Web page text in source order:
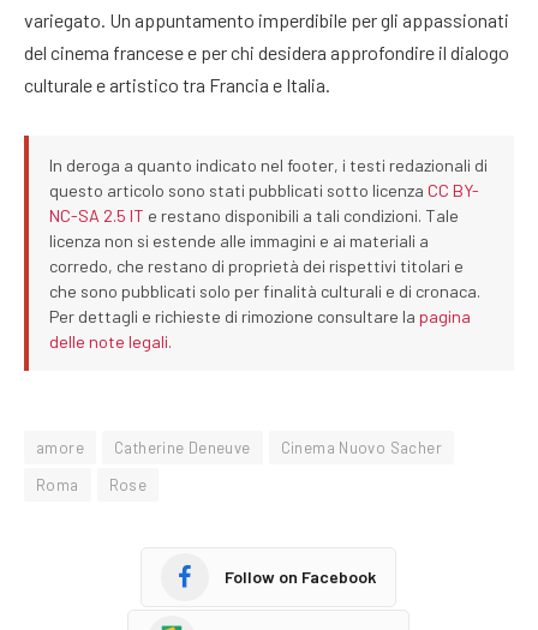
variegato. Un appuntamento imperdibile per gli appassionati
del cinema francese e per chi desidera approfondire il dialogo
culturale e artistico tra Francia e Italia.
In deroga a quanto indicato nel footer, i testi redazionali di
questo articolo sono stati pubblicati sotto licenza CC BY-
NC-SA 2.5 IT e restano disponibili a tali condizioni. Tale
licenza non si estende alle immagini e ai materiali a
corredo, che restano di proprietà dei rispettivi titolari e
che sono pubblicati solo per finalità culturali e di cronaca.
Per dettagli e richieste di rimozione consultare la pagina
delle note legali.
amore Catherine Deneuve
Cinema Nuovo Sacher
Roma
Rose
Follow on Facebook